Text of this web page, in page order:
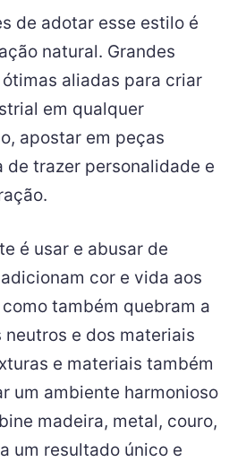
de adotar esse estilo é
natural. Grandes
aliadas para criar
em qualquer
apostar em peças
de trazer personalidade e
é usar e abusar de
cor e vida aos
também quebram a
e dos materiais
e materiais também
um ambiente harmonioso
madeira, metal, couro,
um resultado único e